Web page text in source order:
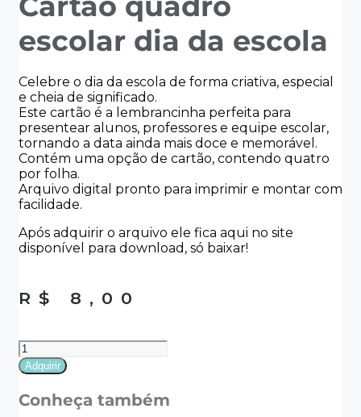
escolar dia da escola
Celebre o dia da escola de forma criativa, especial
e cheia de significado.
Este cartão é a lembrancinha perfeita para
presentear alunos, professores e equipe escolar,
tornando a data ainda mais doce e memorável.
Contém uma opção de cartão, contendo quatro
por folha.
Arquivo digital pronto para imprimir e montar com
facilidade.
Após adquirir o arquivo ele fica aqui no site
disponível para download, só baixar!
R$ 8,00
Cartão
quadro
escolar
da
Adquirir
Conheça também